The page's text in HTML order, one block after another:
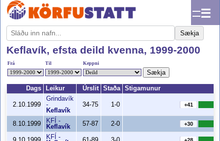
☰
Sækja
Keflavík, efsta deild kvenna, 1999-2000
Frá Til Keppni
Sækja
Dags Leikur Úrslit Staða Stigamunur
2.10.1999
Grindavík
-
Keflavík
34-75 1-0 +41
8.10.1999 KFÍ -
Keflavík
57-87 2-0 +30
KFÍ -